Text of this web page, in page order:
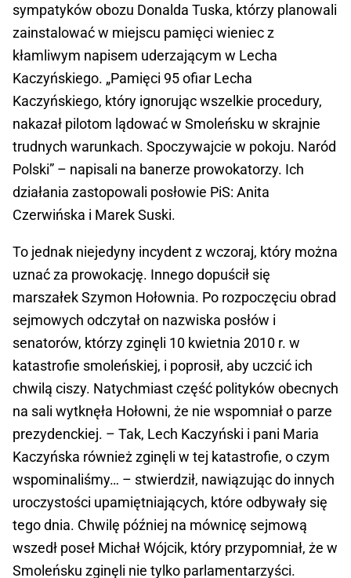
sympatyków obozu Donalda Tuska, którzy planowali
zainstalować w miejscu pamięci wieniec z
kłamliwym napisem uderzającym w Lecha
Kaczyńskiego. „Pamięci 95 ofiar Lecha
Kaczyńskiego, który ignorując wszelkie procedury,
nakazał pilotom lądować w Smoleńsku w skrajnie
trudnych warunkach. Spoczywajcie w pokoju. Naród
Polski” – napisali na banerze prowokatorzy. Ich
działania zastopowali posłowie PiS: Anita
Czerwińska i Marek Suski.
To jednak niejedyny incydent z wczoraj, który można
uznać za prowokację. Innego dopuścił się
marszałek Szymon Hołownia. Po rozpoczęciu obrad
sejmowych odczytał on nazwiska posłów i
senatorów, którzy zginęli 10 kwietnia 2010 r. w
katastrofie smoleńskiej, i poprosił, aby uczcić ich
chwilą ciszy. Natychmiast część polityków obecnych
na sali wytknęła Hołowni, że nie wspomniał o parze
prezydenckiej. – Tak, Lech Kaczyński i pani Maria
Kaczyńska również zginęli w tej katastrofie, o czym
wspominaliśmy… – stwierdził, nawiązując do innych
uroczystości upamiętniających, które odbywały się
tego dnia. Chwilę później na mównicę sejmową
wszedł poseł Michał Wójcik, który przypomniał, że w
Smoleńsku zginęli nie tylko parlamentarzyści.